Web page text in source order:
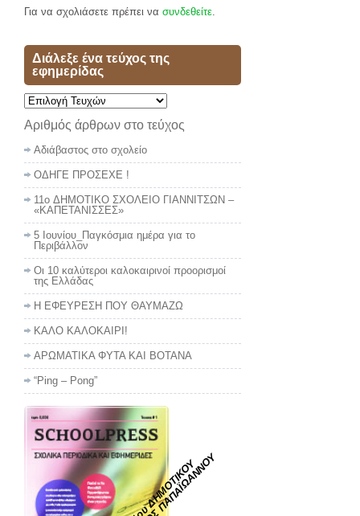
Για να σχολιάσετε πρέπει να συνδεθείτε.
Διάλεξε ένα τεύχος της
εφημερίδας
Αριθμός άρθρων στο τεύχος
Αδιάβαστος στο σχολείο
ΟΔΗΓΕ ΠΡΟΣΕΧΕ !
11o ΔΗΜΟΤΙΚΟ ΣΧΟΛΕΙΟ ΓΙΑΝΝΙΤΣΩΝ –
«ΚΑΠΕΤΑΝΙΣΣΕΣ»
5 Ιουνίου_Παγκόσμια ημέρα για το
Περιβάλλον
Οι 10 καλύτεροι καλοκαιρινοί προορισμοί
της Ελλάδας
Η ΕΦΕΥΡΕΣΗ ΠΟΥ ΘΑΥΜΑΖΩ
ΚΑΛΟ ΚΑΛΟΚΑΙΡΙ!
ΑΡΩΜΑΤΙΚΑ ΦΥΤΑ ΚΑΙ ΒΟΤΑΝΑ
“Ping – Pong”